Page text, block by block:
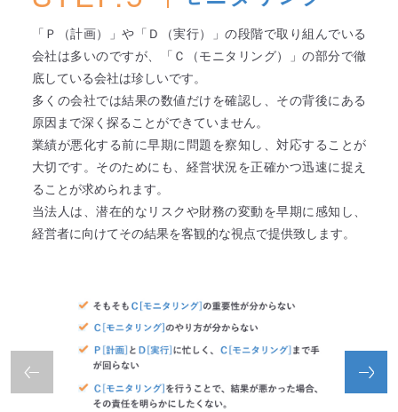
「Ｐ（計画）」や「Ｄ（実行）」の段階で取り組んでいる
会社は多いのですが、「Ｃ（モニタリング）」の部分で徹
底している会社は珍しいです。
多くの会社では結果の数値だけを確認し、その背後にある
原因まで深く探ることができていません。
業績が悪化する前に早期に問題を察知し、対応することが
大切です。そのためにも、経営状況を正確かつ迅速に捉え
ることが求められます。
当法人は、潜在的なリスクや財務の変動を早期に感知し、
経営者に向けてその結果を客観的な視点で提供致します。